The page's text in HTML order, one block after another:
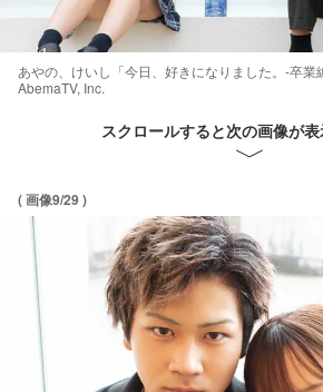
あやの、けいし「今日、好きになりました。-卒業
AbemaTV, Inc.
スクロールすると次の画像が
( 画像9/29 )